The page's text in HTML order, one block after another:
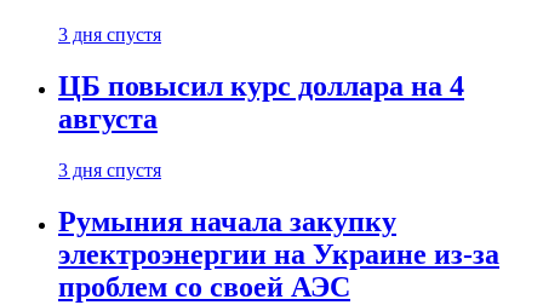
3 дня спустя
ЦБ повысил курс доллара на 4
августа
3 дня спустя
Румыния начала закупку
электроэнергии на Украине из-за
проблем со своей АЭС